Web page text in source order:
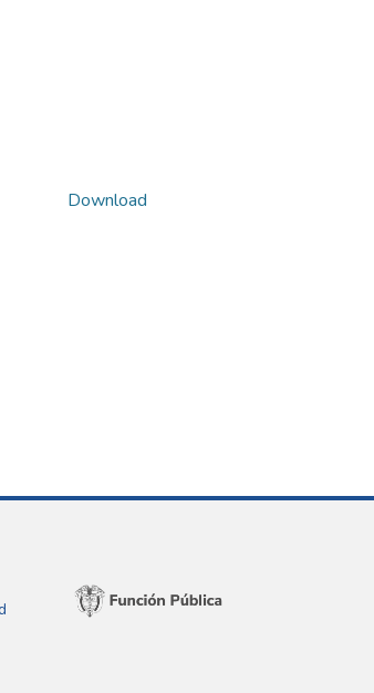
Download